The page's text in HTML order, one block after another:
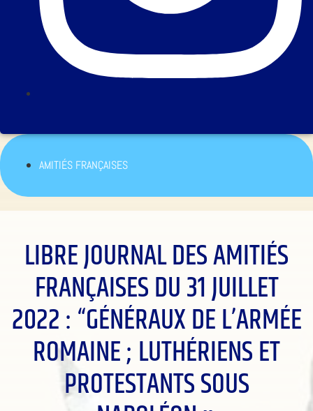
AMITIÉS FRANÇAISES
LIBRE JOURNAL DES AMITIÉS
FRANÇAISES DU 31 JUILLET
2022 : “GÉNÉRAUX DE L’ARMÉE
ROMAINE ; LUTHÉRIENS ET
PROTESTANTS SOUS